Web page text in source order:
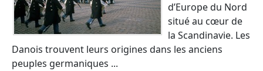
d’Europe du Nord
situé au cœur de
la Scandinavie. Les
Danois trouvent leurs origines dans les anciens
peuples germaniques ...